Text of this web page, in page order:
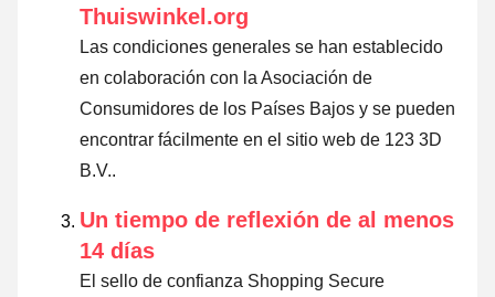
Thuiswinkel.org
Las condiciones generales se han establecido
en colaboración con la Asociación de
Consumidores de los Países Bajos y se pueden
encontrar fácilmente en el sitio web de 123 3D
B.V..
Un tiempo de reflexión de al menos
14 días
El sello de confianza Shopping Secure